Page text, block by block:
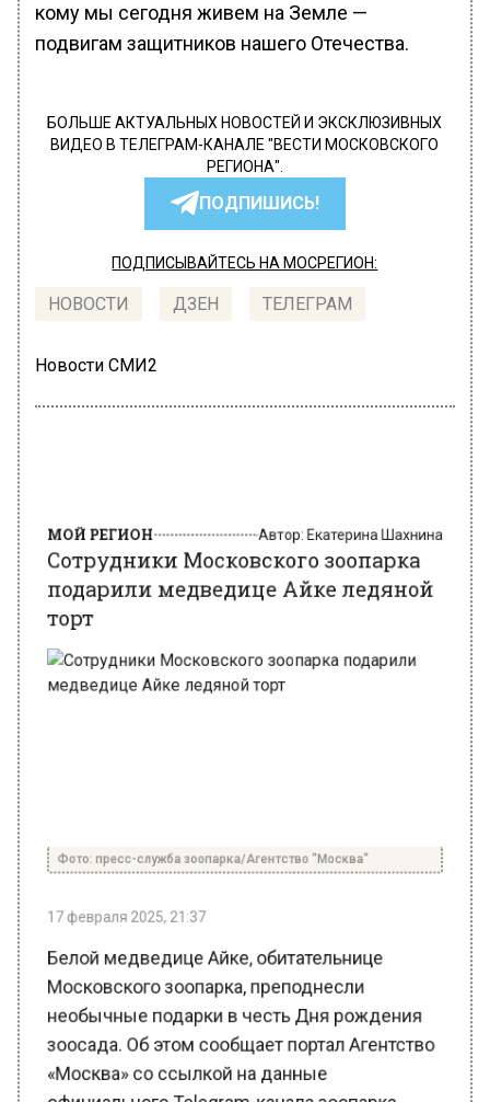
кому мы сегодня живем на Земле —
подвигам защитников нашего Отечества.
БОЛЬШЕ АКТУАЛЬНЫХ НОВОСТЕЙ И ЭКСКЛЮЗИВНЫХ
ВИДЕО В ТЕЛЕГРАМ-КАНАЛЕ "ВЕСТИ МОСКОВСКОГО
РЕГИОНА".
ПОДПИШИСЬ!
ПОДПИСЫВАЙТЕСЬ НА МОСРЕГИОН:
НОВОСТИ ДЗЕН ТЕЛЕГРАМ
Новости СМИ2
подарили медведице Айке ледяной
торт
Белой медведице Айке, обитательнице
Московского зоопарка, преподнесли
необычные подарки в честь Дня рождения
зоосада. Об этом сообщает портал Агентство
«Москва» со ссылкой на данные
официального Telegram-канала зоопарка.